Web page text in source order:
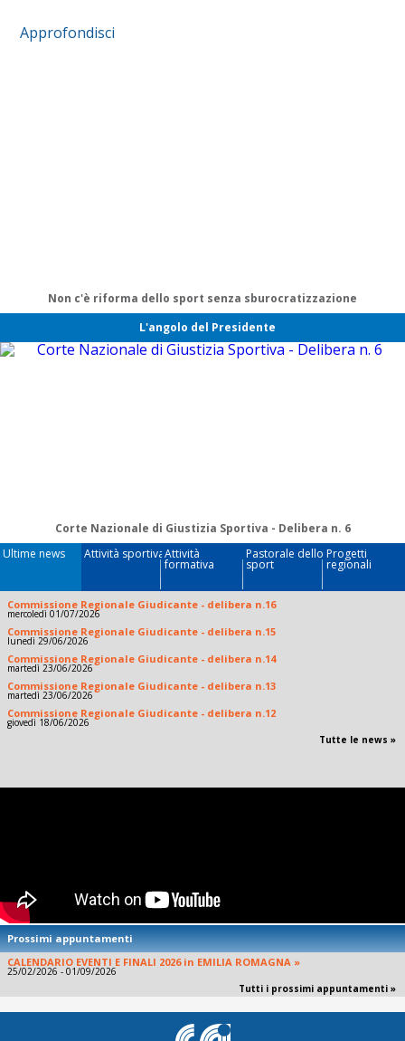
Approfondisci
Non c'è riforma dello sport senza sburocratizzazione
L'angolo del Presidente
Corte Nazionale di Giustizia Sportiva - Delibera n. 6
Ultime news
Attività sportivaAttività
formativa
Pastorale dello
sport
Progetti
regionali
Commissione Regionale Giudicante - delibera n.16
mercoledì 01/07/2026
Commissione Regionale Giudicante - delibera n.15
lunedì 29/06/2026
Commissione Regionale Giudicante - delibera n.14
martedì 23/06/2026
Commissione Regionale Giudicante - delibera n.13
martedì 23/06/2026
Commissione Regionale Giudicante - delibera n.12
giovedì 18/06/2026
Tutte le news »
Prossimi appuntamenti
CALENDARIO EVENTI E FINALI 2026 in EMILIA ROMAGNA »
25/02/2026 - 01/09/2026
Tutti i prossimi appuntamenti »